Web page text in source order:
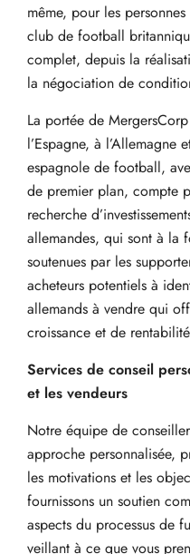
même, pour les
club de football
complet, depuis la
la négociation de
La portée de
l’Espagne, à l’Allemagne
espagnole de football,
de premier plan, compte
recherche
allemandes, qui sont à la
soutenues par les
acheteurs potentiels à
allemands à vendre qui
croissance et de
Services de conseil
et les vendeurs
Notre équipe de
approche personnalisée,
les motivations et les
fournissons un soutien
aspects du processus de
veillant à ce que vous